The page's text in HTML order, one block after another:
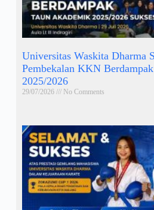
Universitas Waskita Dharma
Pembekalan KKN
2025/2026
29/07/2026 No Comments